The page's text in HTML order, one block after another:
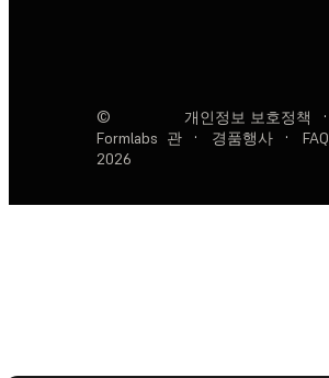
©
Formlabs
2026
개인정보 보호정책 ·
관
· 경품행사 · FAQ